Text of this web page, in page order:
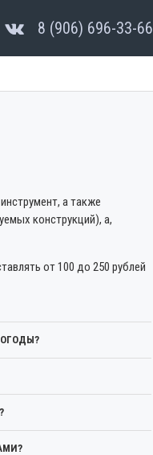
8 (906) 696-33-66
а также
конструкций), а,
от 100 до 250 рублей